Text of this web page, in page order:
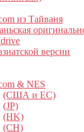
из Тайваня
версии
& NES
(США и ЕС)
(JP)
(HK)
(CH)